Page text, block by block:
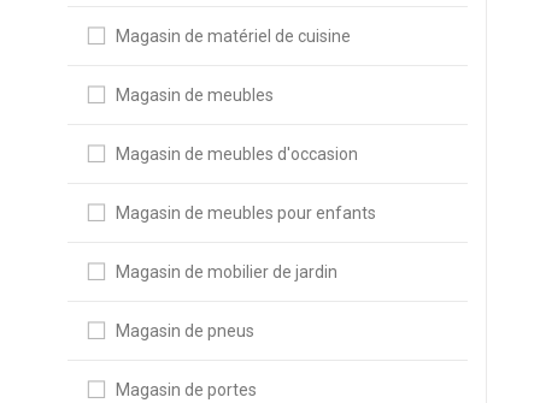
Magasin de matériel de cuisine
Magasin de meubles
Magasin de meubles d'occasion
Magasin de meubles pour enfants
Magasin de mobilier de jardin
Magasin de pneus
Magasin de portes